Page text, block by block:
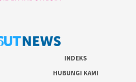
INDEKS
HUBUNGI KAMI